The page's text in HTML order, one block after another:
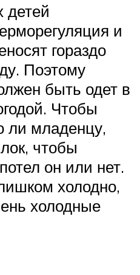
и
гораздо
Поэтому
быть одет в
Чтобы
ли младенцу,
чтобы
он или нет.
холодно,
холодные